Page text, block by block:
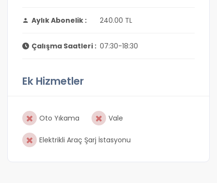
Aylık Abonelik : 240.00 TL
Çalışma Saatleri : 07:30-18:30
Ek Hizmetler
Oto Yıkama Vale
Elektrikli Araç Şarj İstasyonu